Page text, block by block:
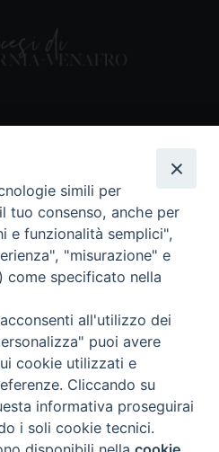
social
di Isernia-Venafro (C.F.
solo con permesso.
Preferenze Cookie
simili per
tuo consenso, anche per
e funzionalità semplici",
"misurazione" e
specificato nella
all'utilizzo dei
puoi avere
cookie utilizzati e
Cliccando su
informativa proseguirai
i soli cookie tecnici.